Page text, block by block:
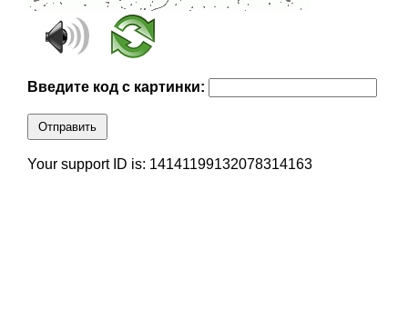
Введите код с картинки:
Отправить
Your support ID is: 14141199132078314163